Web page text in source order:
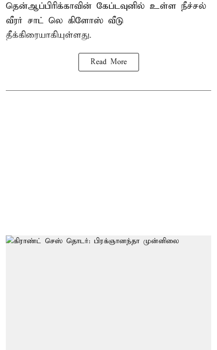
தென்ஆப்பிரிக்காவின் கேப்டவுனில் உள்ள நீச்சல்
வீரர் சாட் லெ கிளோஸ் வீடு
தீக்கிரையாகியுள்ளது.
Read More